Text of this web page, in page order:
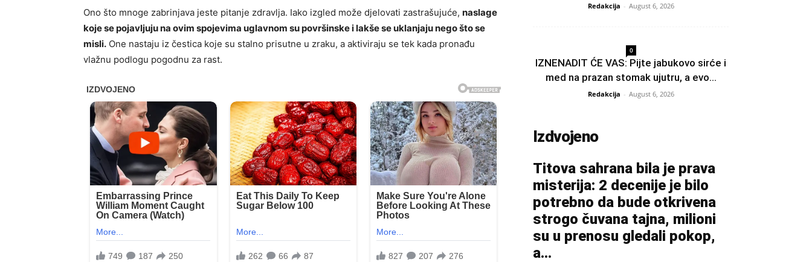
Ono što mnoge zabrinjava jeste pitanje zdravlja. Iako izgled može djelovati zastrašujuće, naslage
koje se pojavljuju na ovim spojevima uglavnom su površinske i lakše se uklanjaju nego što se
misli. One nastaju iz čestica koje su stalno prisutne u zraku, a aktiviraju se tek kada pronađu
vlažnu podlogu pogodnu za rast.
Redakcija - August 6, 2026
0
IZNENADIT ĆE VAS: Pijte jabukovo sirće i
med na prazan stomak ujutru, a evo...
Redakcija - August 6, 2026
Izdvojeno
Titova sahrana bila je prava
misterija: 2 decenije je bilo
potrebno da bude otkrivena
strogo čuvana tajna, milioni
su u prenosu gledali pokop,
a...